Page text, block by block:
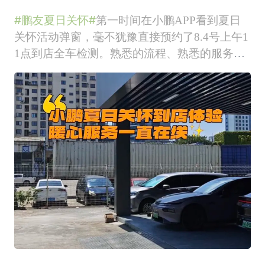
#鹏友夏日关怀#第一时间在小鹏APP看到夏日
关怀活动弹窗，毫不犹豫直接预约了8.4号上午1
1点到店全车检测。熟悉的流程、熟悉的服务，
但是每一次来，依旧被小鹏的细节狠狠打动！熟
悉小鹏的老鹏友都知道，小鹏从来不会敷衍车
主。不管是春节、五一、端午、中秋、国庆所有
大小节假日，还是冬天暖心活动、夏季关怀活
动，